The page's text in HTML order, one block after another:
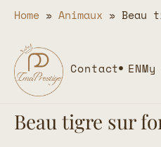
Home » Animaux » Beau
Contact EN
Beau tigre sur